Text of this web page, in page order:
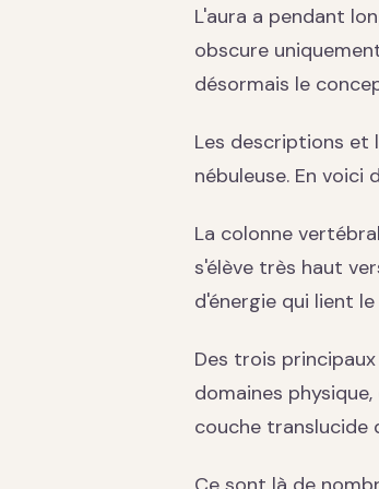
L'aura a pendant
obscure
désormais le
Les descriptions et
nébuleuse. En voici
La colonne
s'élève très haut
d'énergie qui lient
Des trois
domaines
couche translucide